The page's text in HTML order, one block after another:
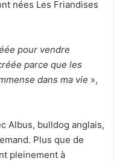
nées Les Friandises
pour vendre
parce que les
dans ma vie »,
Albus, bulldog anglais,
Plus que de
pleinement à